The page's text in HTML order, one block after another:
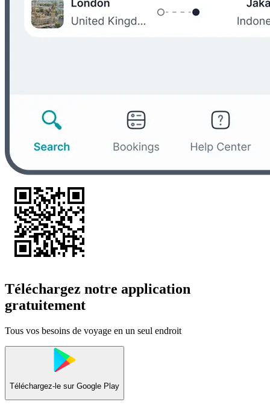
Téléchargez notre application
gratuitement
Tous vos besoins de voyage en un seul endroit
Téléchargez-le sur Google Play